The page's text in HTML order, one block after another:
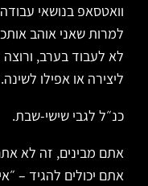
וואטסאפ בנושאי
למרות שאני אוהב
לא לעבוד בערב, ורוצה
ליצירה או אפילו לשינה.
כנ״ל לגבי שישי-שבת.
אתם מבינים, זה לא
אתם יכולים להגיד –